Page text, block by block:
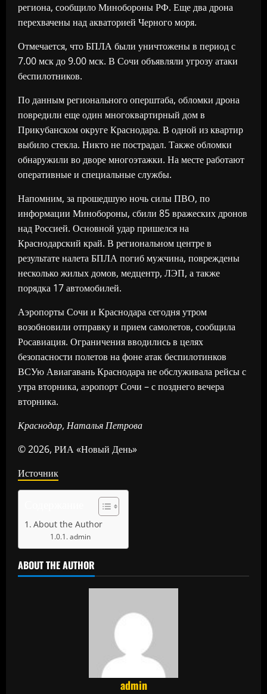
региона, сообщило Минобороны РФ. Еще два дрона
перехвачены над акваторией Черного моря.
Отмечается, что БПЛА были уничтожены в период с
7.00 мск до 9.00 мск. В Сочи объявляли угрозу атаки
беспилотников.
По данным регионального оперштаба, обломки дрона
повредили еще один многоквартирный дом в
Прикубанском округе Краснодара. В одной из квартир
выбило стекла. Никто не пострадал. Также обломки
обнаружили во дворе многоэтажки. На месте работают
оперативные и специальные службы.
Напомним, за прошедшую ночь силы ПВО, по
информации Минобороны, сбили 85 вражеских дронов
над Россией. Основной удар пришелся на
Краснодарский край. В региональном центре в
результате налета БПЛА погиб мужчина, повреждены
несколько жилых домов, медцентр, ЛЭП, а также
порядка 17 автомобилей.
Аэропорты Сочи и Краснодара сегодня утром
возобновили отправку и прием самолетов, сообщила
Росавиация. Ограничения вводились в целях
безопасности полетов на фоне атак беспилотинков
ВСУю Авиагавань Краснодара не обслуживала рейсы с
утра вторника, аэропорт Сочи – с позднего вечера
вторника.
Краснодар, Наталья Петрова
© 2026, РИА «Новый День»
Источник
About the Author
admin
ABOUT THE AUTHOR
admin